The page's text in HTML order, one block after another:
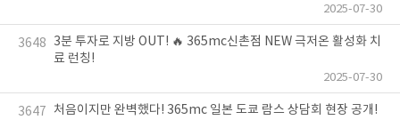
2025-07-30
3648
3분 투자로 지방 OUT! 🔥 365mc신촌점 NEW 극저온 활성화 치
료 런칭!
2025-07-30
3647 처음이지만 완벽했다! 365mc 일본 도쿄 람스 상담회 현장 공개!